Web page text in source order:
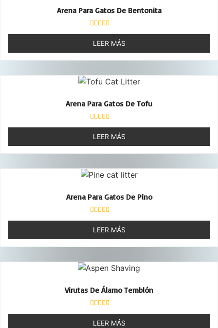
Arena Para Gatos De Bentonita
Valorado
con
de
5
LEER MÁS
Arena Para Gatos De Tofu
Valorado
con
de
5
LEER MÁS
Arena Para Gatos De Pino
Valorado
con
de
5
LEER MÁS
Virutas De Álamo Temblón
Valorado
con
LEER MÁS